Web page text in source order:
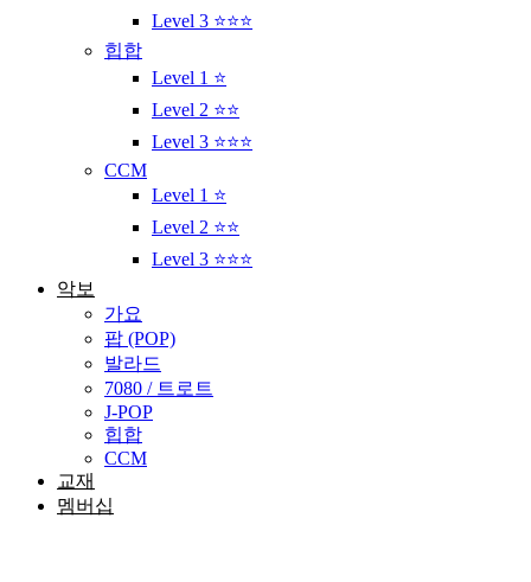
Level 3 ⭐⭐⭐
힙합
Level 1 ⭐
Level 2 ⭐⭐
Level 3 ⭐⭐⭐
CCM
Level 1 ⭐
Level 2 ⭐⭐
Level 3 ⭐⭐⭐
악보
가요
팝 (POP)
발라드
7080 / 트로트
J-POP
힙합
CCM
교재
멤버십